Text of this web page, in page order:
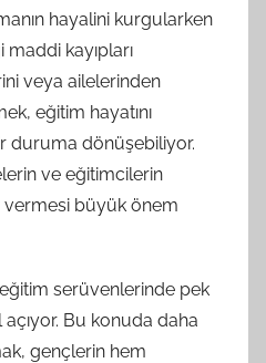
hayalini kurgularken
kayıpları
veya ailelerinden
eğitim hayatını
duruma dönüşebiliyor.
ve eğitimcilerin
büyük önem
serüvenlerinde pek
Bu konuda daha
gençlerin hem